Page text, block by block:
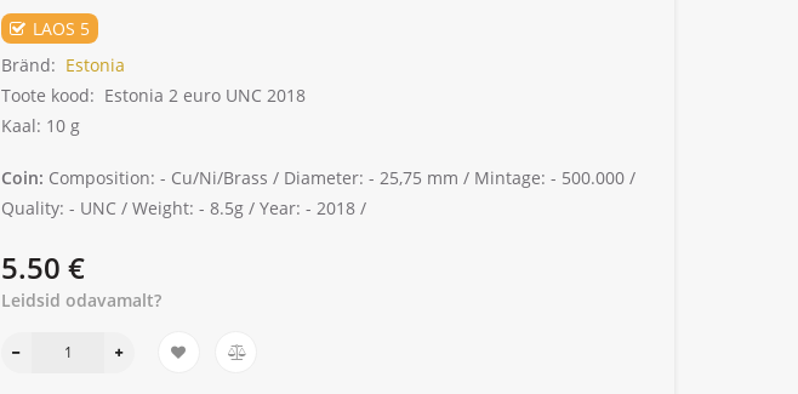
LAOS 5
Bränd: Estonia
Toote kood: Estonia 2 euro UNC 2018
Kaal: 10 g
Coin: Composition: - Cu/Ni/Brass / Diameter: - 25,75 mm / Mintage: - 500.000 /
Quality: - UNC / Weight: - 8.5g / Year: - 2018 /
5.50 €
Leidsid odavamalt?